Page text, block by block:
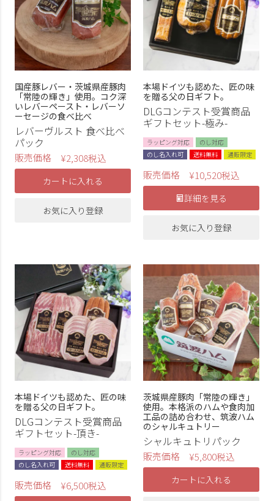
国産豚レバー・茨城県産豚肉
「常陸の輝き」使用。コク深
いレバーペースト・レバーソ
ーセージの食べ比べ
レバーヴルスト 食べ比べ
パック
販売価格 ¥2,308税込
カートに入れる
お気に入り登録
本場ドイツも認めた、匠の味
を贈る父の日ギフト。
DLGコンテスト受賞商品
ギフトセット-極み-
ラッピング対応
のし対応
のし名入れ可
送料無料 通販限定
販売価格 ¥10,520税込
詳細を見る
お気に入り登録
本場ドイツも認めた、匠の味
を贈る父の日ギフト。
DLGコンテスト受賞商品
ギフトセット-頂き-
ラッピング対応
のし対応
のし名入れ可
送料無料 通販限定
販売価格 ¥6,500税込
茨城県産豚肉「常陸の輝き」
使用。本格派のハムや食肉加
工品の詰め合わせ、筑波ハム
のシャルキュトリー
シャルキュトリパック
販売価格 ¥5,800税込
カートに入れる